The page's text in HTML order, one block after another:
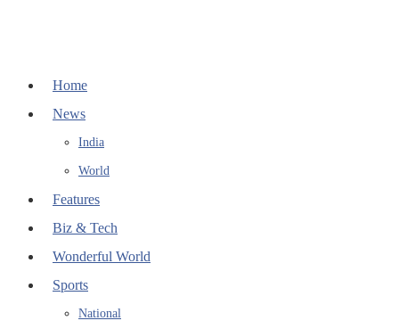
Home
News
India
World
Features
Biz & Tech
Wonderful World
Sports
National